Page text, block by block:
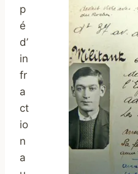
p
é
d’
in
fr
a
ct
io
n
a